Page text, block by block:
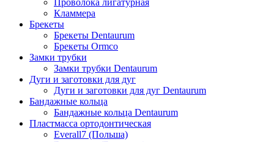
Проволока лигатурная
Кламмера
Брекеты
Брекеты Dentaurum
Брекеты Ormco
Замки трубки
Замки трубки Dentaurum
Дуги и заготовки для дуг
Дуги и заготовки для дуг Dentaurum
Бандажные кольца
Бандажные кольца Dentaurum
Пластмасса ортодонтическая
Everall7 (Польша)